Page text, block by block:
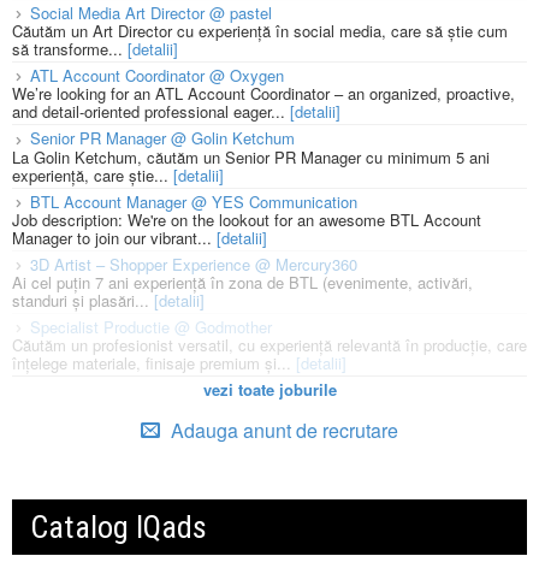
Social Media Art Director @ pastel
Căutăm un Art Director cu experiență în social media, care să știe cum
să transforme... [detalii]
ATL Account Coordinator @ Oxygen
We’re looking for an ATL Account Coordinator – an organized, proactive,
and detail-oriented professional eager... [detalii]
Senior PR Manager @ Golin Ketchum
La Golin Ketchum, căutăm un Senior PR Manager cu minimum 5 ani
experiență, care știe... [detalii]
BTL Account Manager @ YES Communication
Job description: We're on the lookout for an awesome BTL Account
Manager to join our vibrant... [detalii]
3D Artist – Shopper Experience @ Mercury360
Ai cel puțin 7 ani experiență în zona de BTL (evenimente, activări,
standuri și plasări...[detalii]
Specialist Productie @ Godmother
Căutăm un profesionist versatil, cu experiență relevantă în producție, care
înțelege materiale, finisaje premium și... [detalii]
vezi toate joburile
Adauga anunt de recrutare
Catalog IQads